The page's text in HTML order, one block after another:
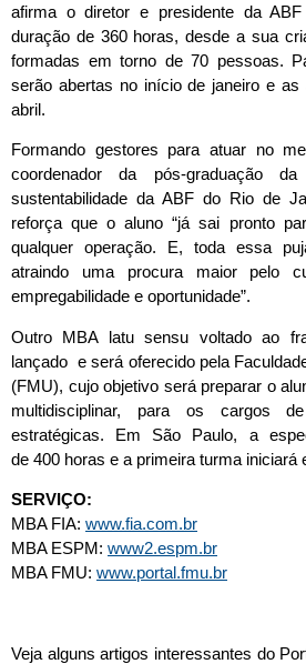
afirma o diretor e presidente da
duração de 360 horas, desde a sua
formadas em torno de 70 pessoas.
serão abertas no início de janeiro e
abril.
Formando gestores para atuar no
coordenador da pós-graduação
sustentabilidade da ABF do Rio de
reforça que o aluno “já sai pronto
qualquer operação. E, toda essa
atraindo uma procura maior pelo
empregabilidade e oportunidade”.
Outro MBA latu sensu voltado ao
lançado e será oferecido pela
(FMU), cujo objetivo será preparar o
multidisciplinar, para os cargos
estratégicas. Em São Paulo, a
de 400 horas e a primeira turma iniciará
SERVIÇO:
MBA FIA: www.fia.com.br
MBA ESPM: www2.espm.br
MBA FMU: www.portal.fmu.br
Veja alguns artigos interessantes do